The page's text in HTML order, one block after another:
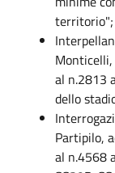
territorio";
al n.2813
dello
Partipilo,
al n.4568